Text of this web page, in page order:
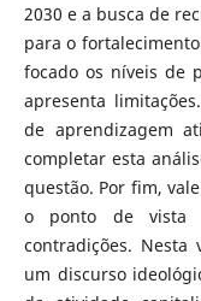
2030 e a busca de
para o
focado os níveis de
apresenta
de aprendizagem
completar esta
questão. Por fim,
o ponto de vista
contradições.
um discurso